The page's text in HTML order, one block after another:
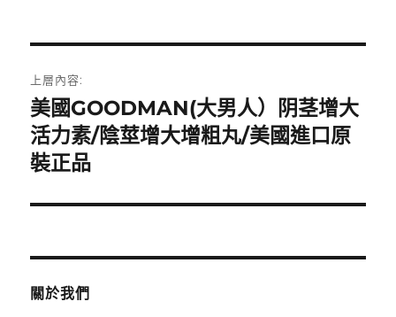
章
導
覽
上層內容:
美國GOODMAN(大男人）阴茎增大
活力素/陰莖增大增粗丸/美國進口原
裝正品
關於我們